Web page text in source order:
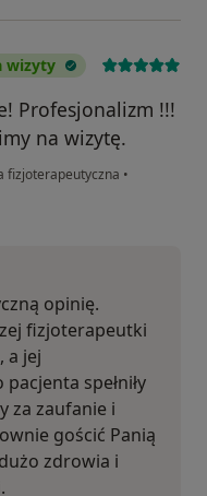
wizyty
Profesjonalizm !!!
na wizytę.
fizjoterapeutyczna •
opinię.
fizjoterapeutki
a jej
spełniły
za zaufanie i
gościć Panią
zdrowia i